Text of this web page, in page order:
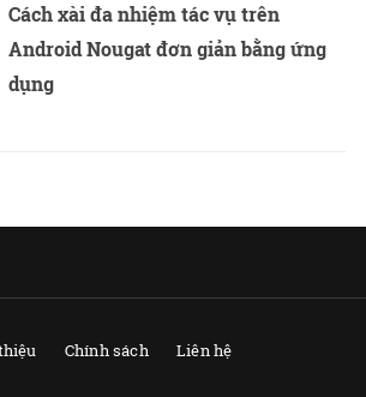
Cách xài đa nhiệm tác vụ trên
Android Nougat đơn giản bằng ứng
dụng
Chính sách Liên hệ